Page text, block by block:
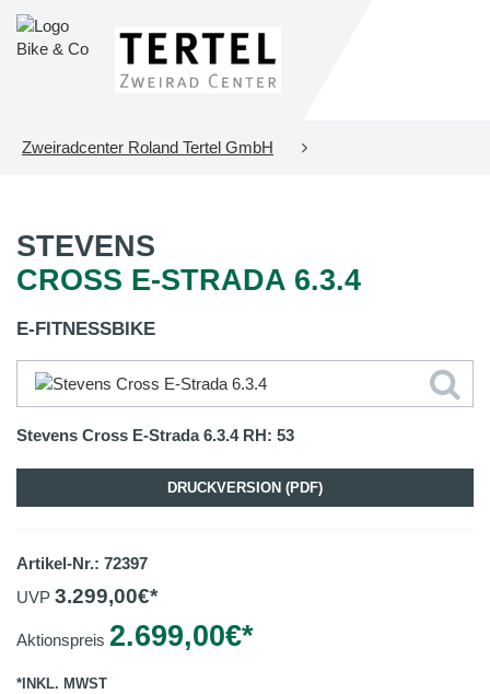
Zweiradcenter Roland Tertel GmbH
STEVENS
CROSS E-STRADA 6.3.4
E-FITNESSBIKE
Stevens Cross E-Strada 6.3.4 RH: 53
DRUCKVERSION (PDF)
Artikel-Nr.: 72397
UVP 3.299,00€*
Aktionspreis 2.699,00€*
*INKL. MWST